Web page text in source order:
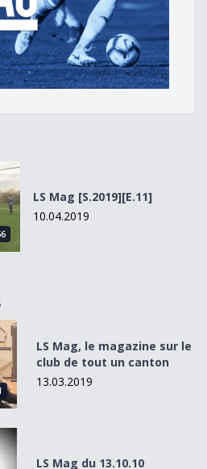
LS Mag [S.2019][E.11]
10.04.2019
le club de tout un canton
LS Mag, le magazine sur le
club de tout un canton
13.03.2019
LS Mag du 13.10.10